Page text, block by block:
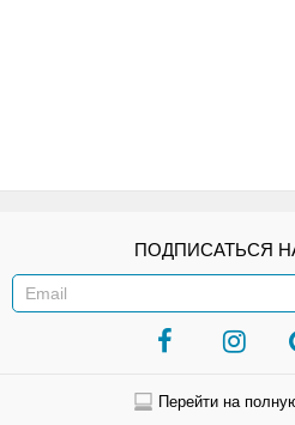
ПОДПИСАТЬСЯ
Перейти на